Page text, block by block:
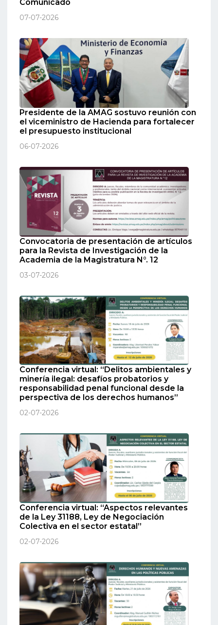
Comunicado
07-07-2026
Presidente de la AMAG sostuvo reunión con
el viceministro de Hacienda para fortalecer
el presupuesto institucional
06-07-2026
Convocatoria de presentación de artículos
para la Revista de Investigación de la
Academia de la Magistratura N°. 12
03-07-2026
Conferencia virtual: “Delitos ambientales y
minería ilegal: desafíos probatorios y
responsabilidad penal funcional desde la
perspectiva de los derechos humanos”
02-07-2026
Conferencia virtual: “Aspectos relevantes
de la Ley 31188, Ley de Negociación
Colectiva en el sector estatal”
02-07-2026